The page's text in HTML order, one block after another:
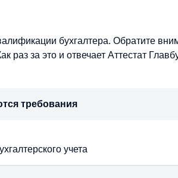
бухгалтера. Обратите
за это и отвечает Аттестат
требования
учета